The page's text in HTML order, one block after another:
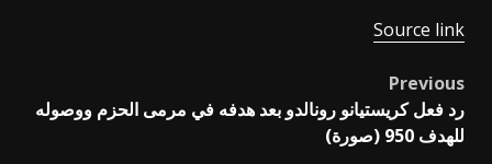
Source link
Post
navigation
Previous
رد فعل كريستيانو رونالدو بعد هدفه في مرمى الحزم ووصوله
للهدف 950 (صورة)